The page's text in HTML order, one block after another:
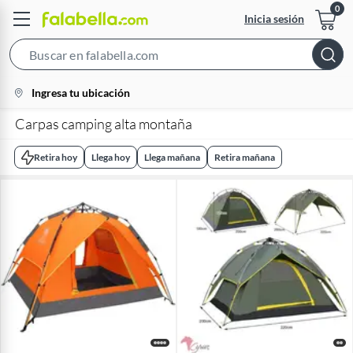
Inicia sesión
Bar
location-
icon
Ingresa tu ubicación
Carpas camping alta montaña
Retira hoy Llega hoy Llega mañana Retira mañana